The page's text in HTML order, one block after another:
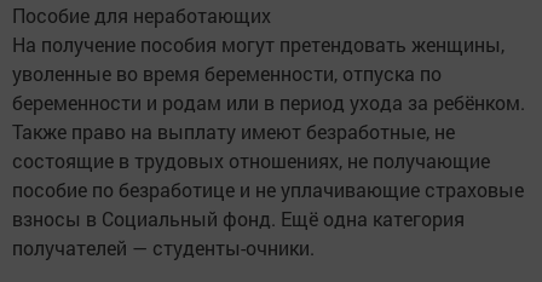
Пособие для неработающих
На получение пособия могут претендовать женщины,
уволенные во время беременности, отпуска по
беременности и родам или в период ухода за ребёнком.
Также право на выплату имеют безработные, не
состоящие в трудовых отношениях, не получающие
пособие по безработице и не уплачивающие страховые
взносы в Социальный фонд. Ещё одна категория
получателей — студенты-очники.